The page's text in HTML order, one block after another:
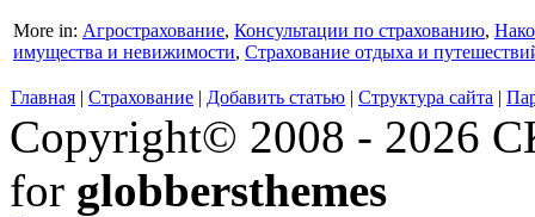
More in: Агрострахование, Консультации по страхованию,
имущества и невижимости, Страхование отдыха и
Главная | Страхование | Добавить статью | Структура сайта |
Copyright© 2008 - 2026
for globbersthemes